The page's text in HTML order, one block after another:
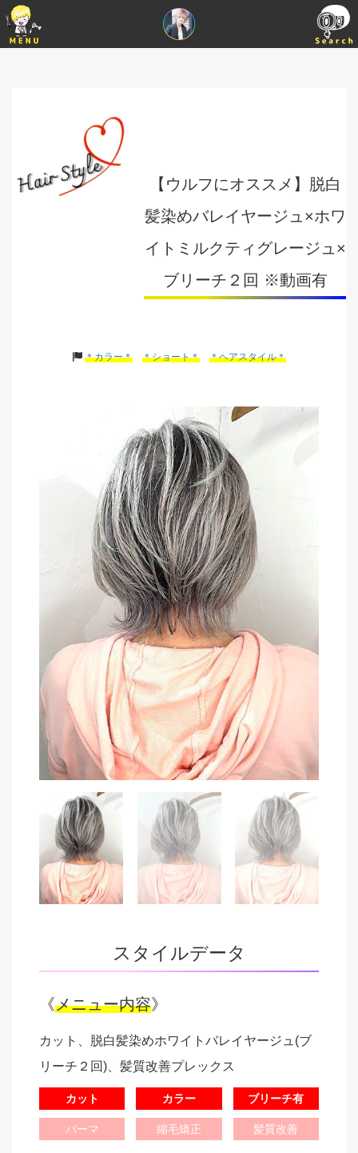
【ウルフにオススメ】脱白
髪染めバレイヤージュ×ホワ
イトミルクティグレージュ×
ブリーチ２回 ※動画有
＊カラー＊ ＊ショート＊ ＊ヘアスタイル＊
スタイルデータ
《メニュー内容》
カット、脱白髪染めホワイトバレイヤージュ(ブ
リーチ２回)、髪質改善プレックス
カット カラー ブリーチ有
パーマ 縮毛矯正 髪質改善